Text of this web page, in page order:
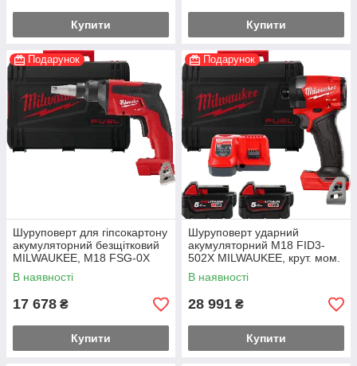
Купити Купити
Подарунок
Шуруповерт для гіпсокартону
акумуляторний безщітковий
MILWAUKEE, M18 FSG-0X
(каркас, кліпса для ременя,
HD кейс)
В наявності
17 678 ₴
Купити
Подарунок
Шуруповерт ударний
акумуляторний M18 FID3-
502X MILWAUKEE, крут. мом.
226 Нм 4933479865 (+
заряд.пристрій, 2 акум.,
В наявності
28 991 ₴
Купити